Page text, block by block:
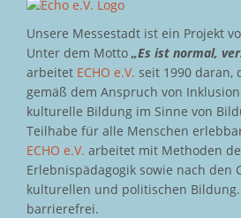
Unsere Messestadt ist ein Projekt
Unter dem Motto „Es ist normal,
arbeitet ECHO e.V. seit 1990 daran,
gemäß dem Anspruch von
kulturelle Bildung im Sinne von
Teilhabe für alle Menschen
ECHO e.V. arbeitet mit Methoden
Erlebnispädagogik sowie nach den
kulturellen und politischen
barrierefrei.